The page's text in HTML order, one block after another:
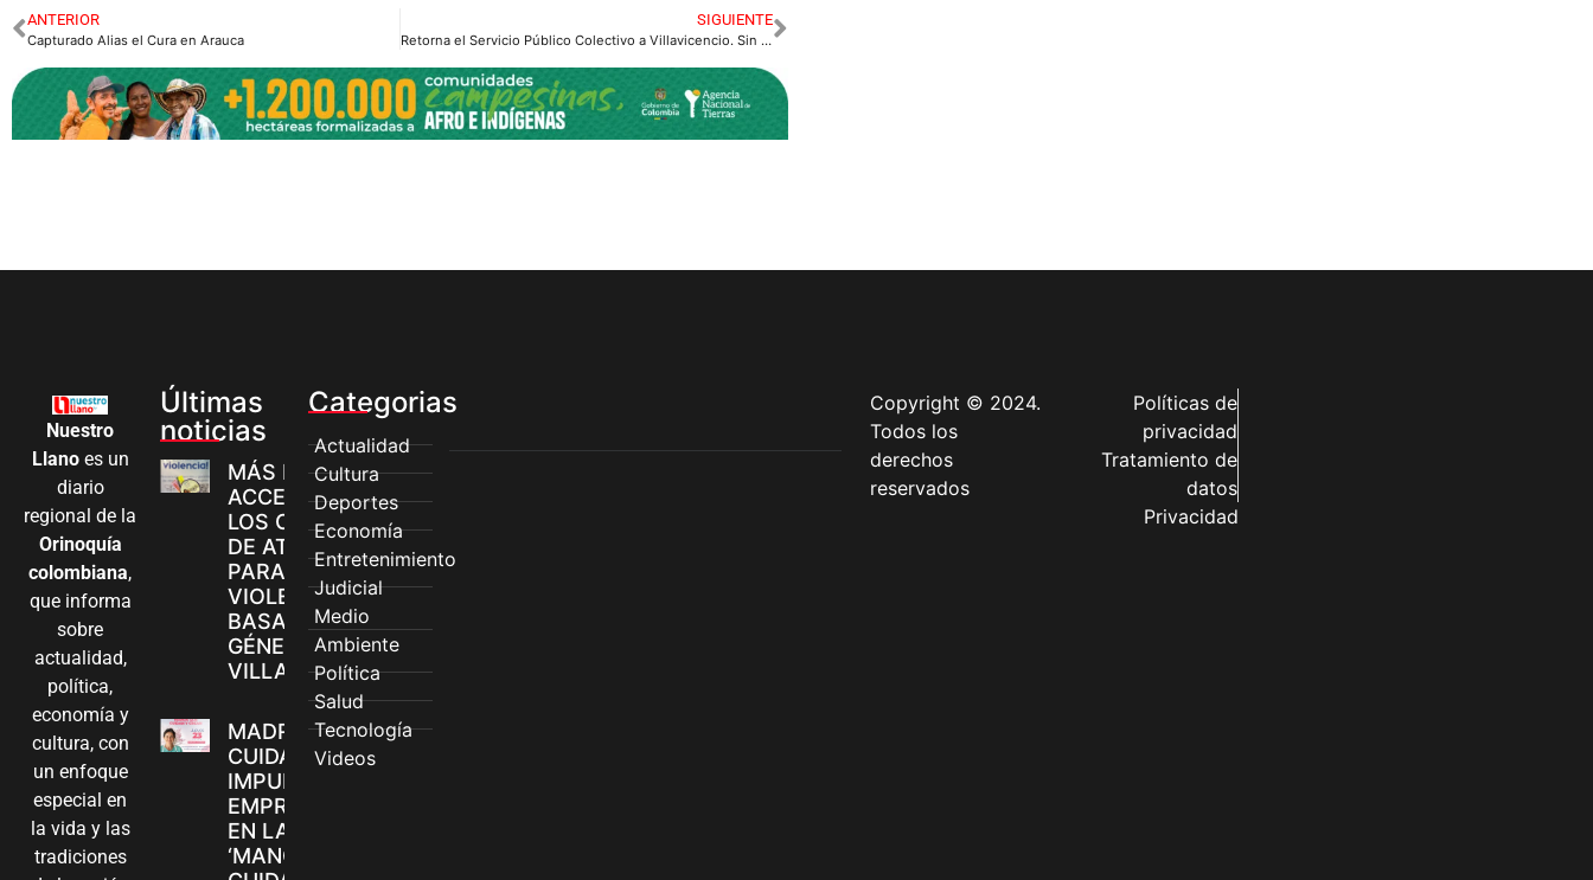
ANTERIOR
Capturado Alias el Cura en Arauca
SIGUIENTE
Retorna el Servicio Público Colectivo a Villavicencio. Sin Costo Adicional
Nuestro
Llanoes un
diario
regional de la
Orinoquía
colombiana,
que informa
sobre
actualidad,
política,
economía y
cultura, con
un enfoque
especial en
la vida y las
tradiciones
Últimas
noticias
MÁS MUJERES
ACCEDEN A
LOS CANALES
DE ATENCIÓN
PARA
VIOLENCIAS
BASADAS EN
GÉNERO EN
VILLAVICENCIO
MADRES
CUIDADORAS
IMPULSAN SUS
EMPRENDIMIENTOS
EN LA FERIA
‘MANOS QUE
Categorias
Actualidad
Cultura
Deportes
Economía
Entretenimiento
Judicial
Medio
Ambiente
Política
Salud
Tecnología
Videos
Copyright © 2024.
Todos los
derechos
reservados
Políticas de
privacidad
Tratamiento de
datos
Privacidad